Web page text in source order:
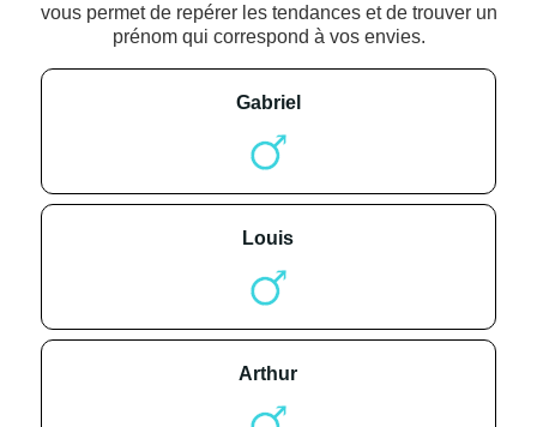
vous permet de repérer les tendances et de trouver un
prénom qui correspond à vos envies.
gabriel
louis
arthur